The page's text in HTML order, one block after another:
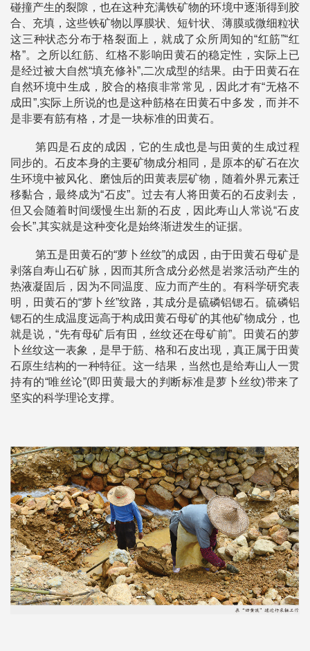
碰撞产生的裂隙，也在这种充满铁矿物的环境中逐渐得到胶
合、充填，这些铁矿物以厚膜状、短针状、薄膜或微细粒状
这三种状态分布于格裂面上，就成了众所周知的“红筋”“红
格”。之所以红筋、红格不影响田黄石的稳定性，实际上已
是经过被大自然“填充修补”,二次成型的结果。由于田黄石在
自然环境中生成，胶合的格痕非常常见，因此才有“无格不
成田”,实际上所说的也是这种筋格在田黄石中多发，而并不
是非要有筋有格，才是一块标准的田黄石。
第四是石皮的成因，它的生成也是与田黄的生成过程
同步的。石皮本身的主要矿物成分相同，是原本的矿石在次
生环境中被风化、磨蚀后的田黄表层矿物，随着外界元素迁
移黏合，最终成为“石皮”。过去有人将田黄石的石皮剥去，
但又会随着时间缓慢生出新的石皮，因此寿山人常说“石皮
会长”,其实就是这种变化是始终渐进发生的证据。
第五是田黄石的“萝卜丝纹”的成因，由于田黄石母矿是
剥落自寿山石矿脉，因而其所含成分必然是岩浆活动产生的
热液凝固后，因为不同温度、应力而产生的。有科学研究表
明，田黄石的“萝卜丝”纹路，其成分是硫磷铝锶石。硫磷铝
锶石的生成温度远高于构成田黄石母矿的其他矿物成分，也
就是说，“先有母矿后有田，丝纹还在母矿前”。田黄石的萝
卜丝纹这一表象，是早于筋、格和石皮出现，真正属于田黄
石原生结构的一种特征。这一结果，当然也是给寿山人一贯
持有的“唯丝论”(即田黄最大的判断标准是萝卜丝纹)带来了
坚实的科学理论支撑。